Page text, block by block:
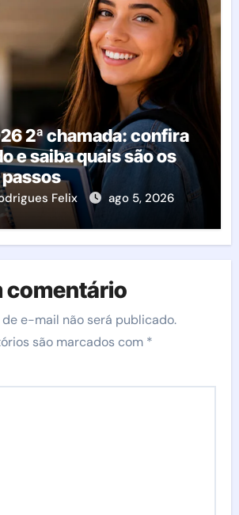
2ª chamada: confira
e saiba quais são os
Felix ago 5, 2026
comentário
e-mail não será publicado.
são marcados com *